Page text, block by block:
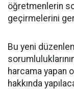
öğretmenlerin
geçirmelerini
Bu yeni
harcama yapan
hakkında